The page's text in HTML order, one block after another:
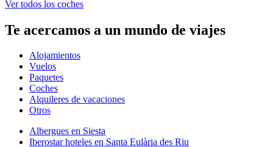
Ver todos los coches
Te acercamos a un mundo de viajes
Alojamientos
Vuelos
Paquetes
Coches
Alquileres de vacaciones
Otros
Albergues en Siesta
Iberostar hoteles en Santa Eulària des Riu